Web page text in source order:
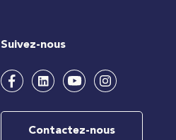
Suivez-nous
Contactez-nous